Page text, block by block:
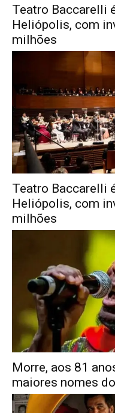
Teatro Baccarelli
Heliópolis, com
milhões
Teatro Baccarelli
Heliópolis, com
milhões
Morre, aos 81
maiores nomes